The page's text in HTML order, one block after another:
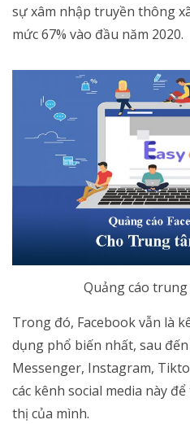
sự xâm nhập truyền thông
mức 67% vào đầu năm 2020.
Quảng cáo
Trong đó, Facebook vẫn là
dụng phổ biến nhất, sau
Messenger, Instagram,
các kênh social media này
thị của mình.